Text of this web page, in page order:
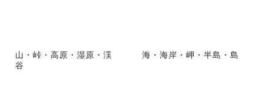
山・峠・高原・湿原・渓
谷
海・海岸・岬・半島・島